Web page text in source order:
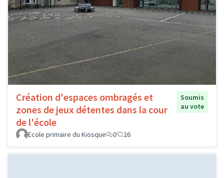
Création d'espaces ombragés et
zones de jeux détentes dans la cour
de l'école
Soumis
au vote
Ecole primaire du Kiosque 0 26